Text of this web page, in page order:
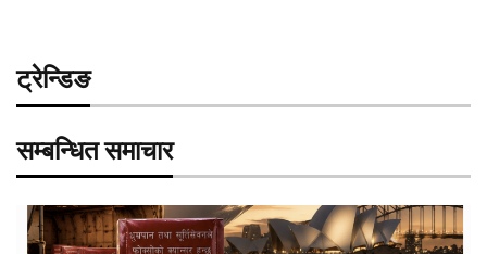
ट्रेन्डिङ
सम्बन्धित समाचार